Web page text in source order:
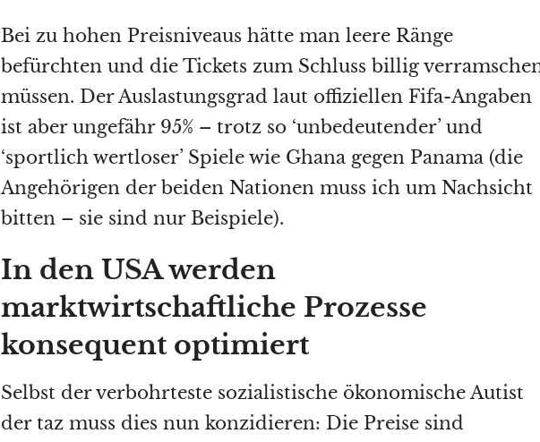
Bei zu hohen Preisniveaus hätte man leere Ränge
befürchten und die Tickets zum Schluss billig
müssen. Der Auslastungsgrad laut offiziellen Fifa-Angaben
ist aber ungefähr 95% – trotz so ‘unbedeutender’ und
‘sportlich wertloser’ Spiele wie Ghana gegen Panama (die
Angehörigen der beiden Nationen muss ich um Nachsicht
bitten – sie sind nur Beispiele).
In den USA werden
marktwirtschaftliche Prozesse
konsequent optimiert
Selbst der verbohrteste sozialistische ökonomische Autist
der taz muss dies nun konzidieren: Die Preise sind